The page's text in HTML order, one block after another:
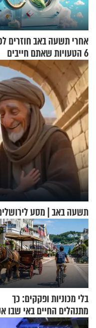
אחרי תשעה באב חוזרים
6 הטעויות שאתם חייבים
להפסיק לעשות
תשעה באב | מסע
בלי מכוניות ופקקים: כך
מתנהלים החיים באי שבו
לנהוג כבר יותר מ-120 שנה